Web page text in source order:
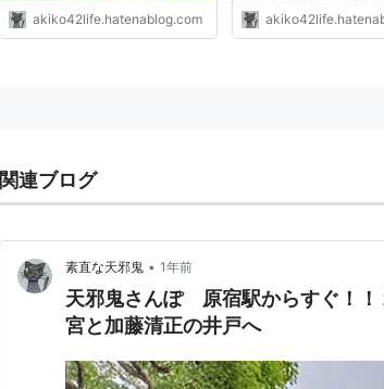
akiko42life.hatenablog.com
関連ブログ
素直な天邪鬼 • 1年前
天邪鬼さんぽ 原宿駅からすぐ！！
宮と加藤清正の井戸へ